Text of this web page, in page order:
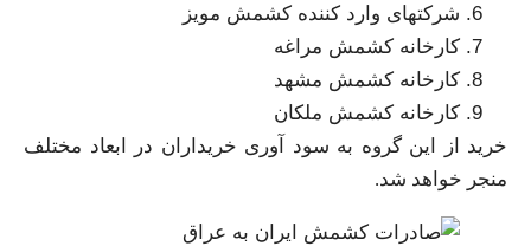
شرکتهای وارد کننده کشمش مویز
کارخانه کشمش مراغه
کارخانه کشمش مشهد
کارخانه کشمش ملکان
خرید از این گروه به سود آوری خریداران در ابعاد مختلف
منجر خواهد شد.